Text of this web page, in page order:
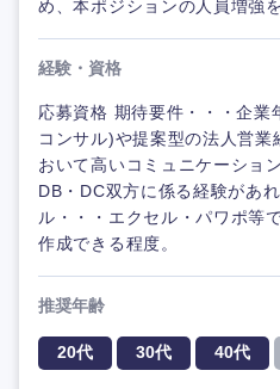
め、本ポジションの人員増強
経験・資格
応募資格 期待要件・・・企業
コンサル)や提案型の法人営
おいて高いコミュニケーショ
DB・DC双方に係る経験があ
ル・・・エクセル・パワポ等
作成できる程度。
推奨年齢
20代 30代 40代